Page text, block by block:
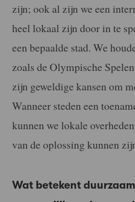
zijn; ook al zijn we een
heel lokaal zijn door in te
een bepaalde stad. We
zoals de Olympische
zijn geweldige kansen om
Wanneer steden een
kunnen we lokale
van de oplossing kunnen
Wat betekent